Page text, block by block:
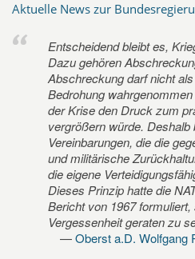
Aktuelle News zur
Entscheidend bleibt es,
Dazu gehören
Abschreckung darf nicht
Bedrohung
der Krise den Druck zum
vergrößern würde.
Vereinbarungen, die die
und militärische
die eigene
Dieses Prinzip hatte die
Bericht von 1967
Vergessenheit geraten zu
Oberst a.D. Wolfgang